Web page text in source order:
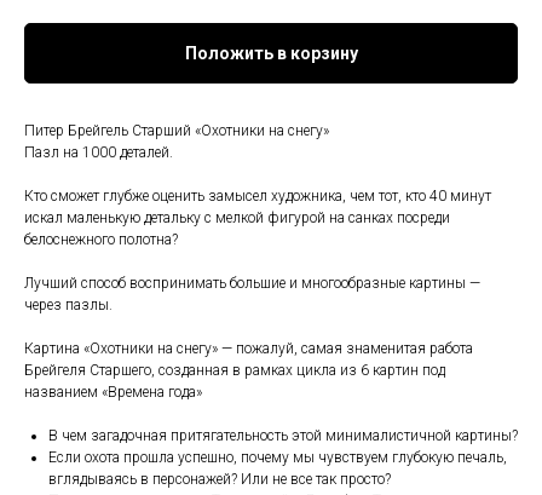
Положить в корзину
Питер Брейгель Старший «Охотники на снегу»
Пазл на 1000 деталей.
Кто сможет глубже оценить замысел художника, чем тот, кто 40 минут
искал маленькую детальку с мелкой фигурой на санках посреди
белоснежного полотна?
Лучший способ воспринимать большие и многообразные картины —
через пазлы.
Картина «Охотники на снегу» — пожалуй, самая знаменитая работа
Брейгеля Старшего, созданная в рамках цикла из 6 картин под
названием «Времена года»
В чем загадочная притягательность этой минималистичной картины?
Если охота прошла успешно, почему мы чувствуем глубокую печаль,
вглядываясь в персонажей? Или не все так просто?